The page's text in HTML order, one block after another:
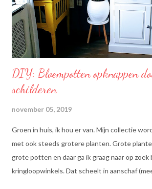
een optimale smaak aan uw gerechten, met
smaak van uw originele ingrediënten. Naast
l...
DIY: Bloempotten opknappen
schilderen
november 05, 2019
Groen in huis, ik hou er van. Mijn collectie
met ook steeds grotere planten. Grote
grote potten en daar ga ik graag naar op zoek
kringloopwinkels. Dat scheelt in aanschaf